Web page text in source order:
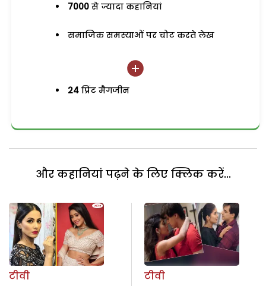
7000 से ज्यादा कहानियां
समाजिक समस्याओं पर चोट करते लेख
24 प्रिंट मैगजीन
और कहानियां पढ़ने के लिए क्लिक करें...
टीवी
टीवी